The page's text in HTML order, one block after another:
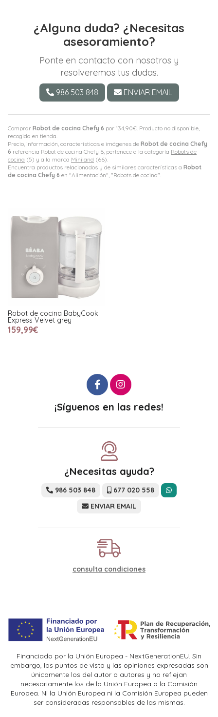
Comprar Robot de cocina Chefy 6 por 134,90€ . Producto no disponible,
recogida en tienda.
Precio, información, características e imágenes de Robot de cocina Chefy
6 referencia Robot de cocina Chefy 6, pertenece a la categoría Robots de
cocina (5) y a la marca Miniland (66).
Encuentra productos relacionados y de similares características a Robot
de cocina Chefy 6 en "Alimentación", "Robots de cocina".
¿Alguna duda? ¿Necesitas
asesoramiento?
Ponte en contacto con nosotros y
resolveremos tus dudas.
986 503 848 ENVIAR EMAIL
Robot de cocina BabyCook
Express Velvet grey
159,99€
¡Síguenos en las redes!
¿Necesitas ayuda?
986 503 848
677 020 558
ENVIAR EMAIL
consulta condiciones
Financiado por la Unión Europea - NextGenerationEU. Sin
embargo, los puntos de vista y las opiniones expresadas son
únicamente los del autor o autores y no reflejan
necesariamente los de la Unión Europea o la Comisión
Europea. Ni la Unión Europea ni la Comisión Europea pueden
ser consideradas responsables de las mismas.